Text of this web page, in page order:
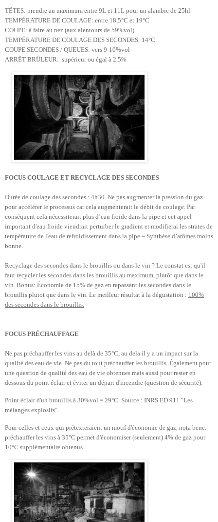
TÊTES: prendre au maximum entre 9L et 11L pour un alambic de 25hl
TEMPÉRATURE DE COULAGE: entre 18,5°C et 19°C
COUPE: à faire au nez (aux alentours de 59%vol)
TEMPÉRATURE DE COULAGE DES SECONDES: 14°C
COUPE SECONDES / QUEUES: vers 9-10%vol
ARRÊT BRÛLEUR: supérieur ou égal à 2.5%
FOCUS COULAGE ET RECYCLAGE DES SECONDES
Durée de coulage des secondes : 4h30. Ne pas augmenter la pression du gaz
pour accélérer le processus car cela augmenterait le débit de coulage. Par
conséquent cela nécessiterait plus d’eau froide dans la pipe et cet appel
important d'eau froide viendrait perturber le gradient et modifierai les strates de
température de l'eau de refroidissement dans la pipe = Synthèse d’arômes moins
bonne.
Recyclage des secondes dans le brouillis ou dans le vin ? Le constat est qu'il
faut recycler les secondes dans les brouillis au maximum, plutôt que dans le
vin. Bonus: Économie de 15% de gaz en repassant les secondes dans le
brouillis plutot que dans le vin. Le meilleur résultat à la dégustation : 100%
des secondes dans le brouillis.
FOCUS PRÉCHAUFFAGE
Ne pas préchauffer les vins au delà de 35°C, au dela il y a un impact sur la
qualité des eau de vie. Ne pas du tout préchauffer les brouillis. Également pour
une question de qualité des eau de vie obtenues mais aussi pour rester en
dessous du point éclair et éviter un départ d'incendie (question de sécurité).
Point éclair d'un brouillis à 30%vol = 29°C. Source : INRS ED 911 "Les
mélanges explosifs".
Pour celles et ceux qui prétexteraient un motif d'économie de gaz, nota bene:
préchauffer les vins à 35°C permet d'économiser (seulement) 4% de gaz pour
10°C supplémentaire obtenus.